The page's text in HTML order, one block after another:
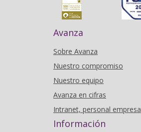
Avanza
Sobre Avanza
Nuestro compromiso
Nuestro equipo
Avanza en cifras
Intranet, personal empresa
Información